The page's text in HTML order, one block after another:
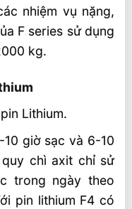
nhiệm vụ nặng,
F series sử dụng
kg.
Lithium.
10 giờ sạc và 6-10
chì axit chỉ sử
trong ngày theo
pin lithium F4 có